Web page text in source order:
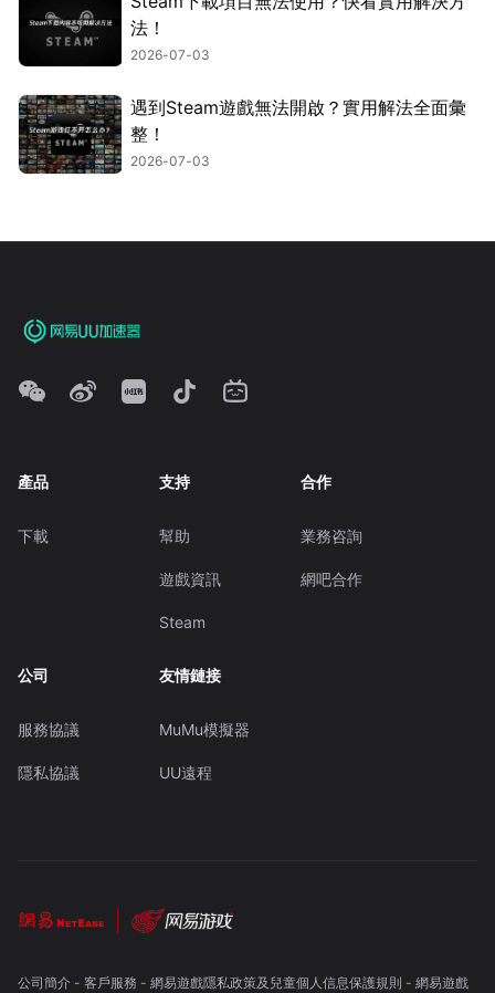
法！
2026-07-03
遇到Steam遊戲無法開啟？實用解法全面彙
整！
2026-07-03
產品
下載
支持
幫助
遊戲資訊
Steam
合作
業務咨詢
網吧合作
公司
服務協議
隱私協議
友情鏈接
MuMu模擬器
UU遠程
公司簡介- 客戶服務 - 網易遊戲隱私政策及兒童個人信息保護規則 - 網易遊戲